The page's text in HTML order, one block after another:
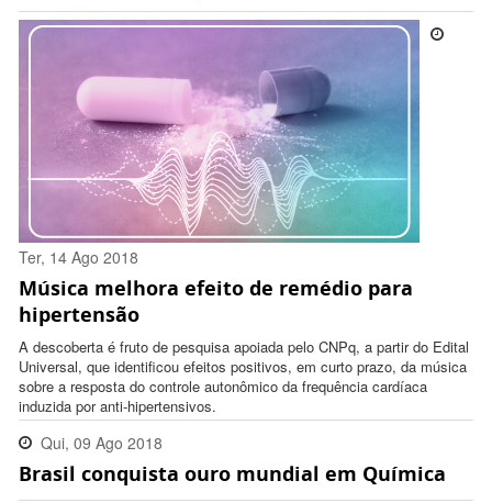
Ter, 14 Ago 2018
18:32:00 -0300
Música melhora efeito de remédio para
hipertensão
A descoberta é fruto de pesquisa apoiada pelo CNPq, a partir do Edital
Universal, que identificou efeitos positivos, em curto prazo, da música
sobre a resposta do controle autonômico da frequência cardíaca
induzida por anti-hipertensivos.
Qui, 09 Ago 2018
10:47:00 -0300
Brasil conquista ouro mundial em Química